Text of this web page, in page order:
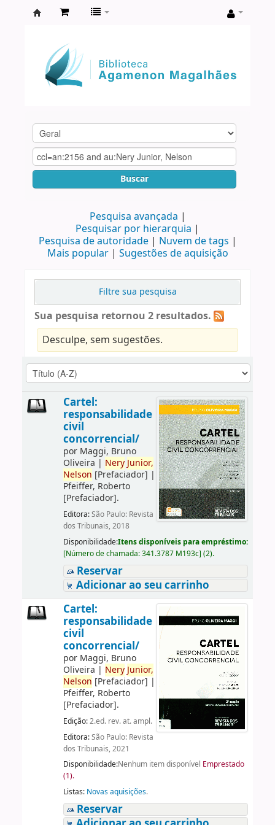
Agamenon
Magalhães
Buscar
Pesquisa avançada
Pesquisar por hierarquia
Pesquisa de autoridade
Nuvem de tags
Mais popular
Sugestões de aquisição
Filtre sua pesquisa
Sua pesquisa retornou 2 resultados.
Desculpe, sem sugestões.
Cartel:
responsabilidade
civil
concorrencial/
por Maggi, Bruno
Oliveira | Nery Junior,
Nelson [Prefaciador] |
Pfeiffer, Roberto
[Prefaciador].
Editora:São Paulo: Revista
dos Tribunais, 2018
Disponibilidade:Itens disponíveis para empréstimo:
[Número de chamada:341.3787 M193c] (2).
Reservar
Adicionar ao seu carrinho
Cartel:
responsabilidade
civil
concorrencial/
por Maggi, Bruno
Oliveira | Nery Junior,
Nelson [Prefaciador] |
Pfeiffer, Roberto
[Prefaciador].
Edição:2.ed. rev. at. ampl.
Editora:São Paulo: Revista
dos Tribunais, 2021
Disponibilidade:Nenhum item disponível Emprestado
(1).
Listas: Novas aquisições.
Reservar